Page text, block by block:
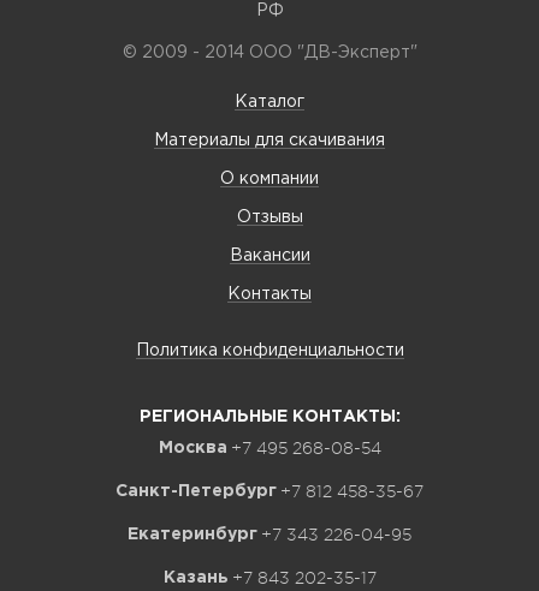
РФ
© 2009 - 2014 ООО "ДВ-Эксперт"
Каталог
Материалы для скачивания
О компании
Отзывы
Вакансии
Контакты
Политика конфиденциальности
РЕГИОНАЛЬНЫЕ КОНТАКТЫ:
Москва +7 495 268-08-54
Санкт-Петербург +7 812 458-35-67
Екатеринбург +7 343 226-04-95
Казань +7 843 202-35-17